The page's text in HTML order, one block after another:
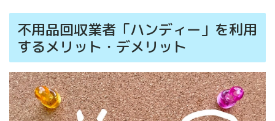
不用品回収業者「ハンディー」を利用
するメリット・デメリット